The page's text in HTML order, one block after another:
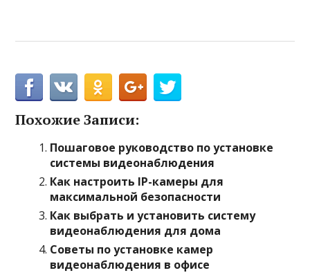
Похожие Записи:
Пошаговое руководство по установке
системы видеонаблюдения
Как настроить IP-камеры для
максимальной безопасности
Как выбрать и установить систему
видеонаблюдения для дома
Советы по установке камер
видеонаблюдения в офисе